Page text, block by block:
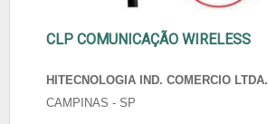
CLP COMUNICAÇÃO WIRELESS
HITECNOLOGIA IND. COMERCIO LTDA.
CAMPINAS - SP